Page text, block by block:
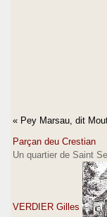
« Pey Marsau, dit
Parçan deu Crestian
Un quartier de Saint
VERDIER Gilles